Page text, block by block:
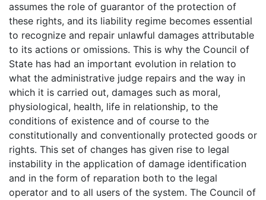
assumes the role of guarantor of the protection of
these rights, and its liability regime becomes essential
to recognize and repair unlawful damages attributable
to its actions or omissions. This is why the Council of
State has had an important evolution in relation to
what the administrative judge repairs and the way in
which it is carried out, damages such as moral,
physiological, health, life in relationship, to the
conditions of existence and of course to the
constitutionally and conventionally protected goods or
rights. This set of changes has given rise to legal
instability in the application of damage identification
and in the form of reparation both to the legal
operator and to all users of the system. The Council of